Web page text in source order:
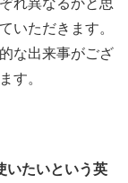
れ異なるかと思
いただきます。
な出来事がござ
す。
いたいという英